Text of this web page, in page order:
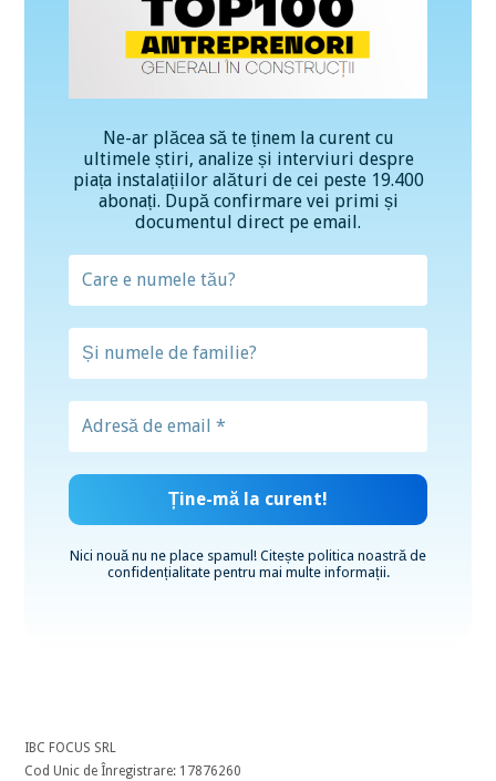
Ne-ar plăcea să te ținem la curent cu
ultimele știri, analize și interviuri despre
piața instalațiilor alături de cei peste 19.400
abonați. După confirmare vei primi și
documentul direct pe email.
Nici nouă nu ne place spamul! Citește politica noastră de
confidențialitatepentru mai multe informații.
IBC FOCUS SRL
Cod Unic de Înregistrare: 17876260